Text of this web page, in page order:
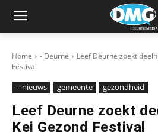
Home - Deurne
Leef Deurne zoekt
Festival
-- nieuws gemeente gezondheid
Leef Deurne zoekt
Kei Gezond Festival